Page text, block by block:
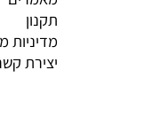
מאמרים
מדיניות משלוחים